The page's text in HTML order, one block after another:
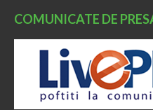
COMUNICATE DE